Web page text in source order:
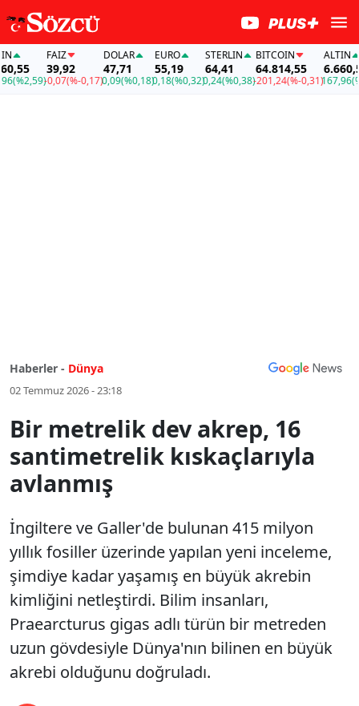
FAİZ
39,92
-0,07(%-0,17)
DOLAR
47,71
0,09(%0,18)
EURO
55,19
0,18(%0,32)
STERLIN
64,41
0,24(%0,38)
BITCOIN
64.814,55
-201,24(%-0,31)
ALTIN
6.660,55
167,96
Haberler - Dünya
02 Temmuz 2026 - 23:18
Bir metrelik dev akrep, 16
santimetrelik kıskaçlarıyla
avlanmış
İngiltere ve Galler'de bulunan 415 milyon
yıllık fosiller üzerinde yapılan yeni inceleme,
şimdiye kadar yaşamış en büyük akrebin
kimliğini netleştirdi. Bilim insanları,
Praearcturus gigas adlı türün bir metreden
uzun gövdesiyle Dünya'nın bilinen en büyük
akrebi olduğunu doğruladı.